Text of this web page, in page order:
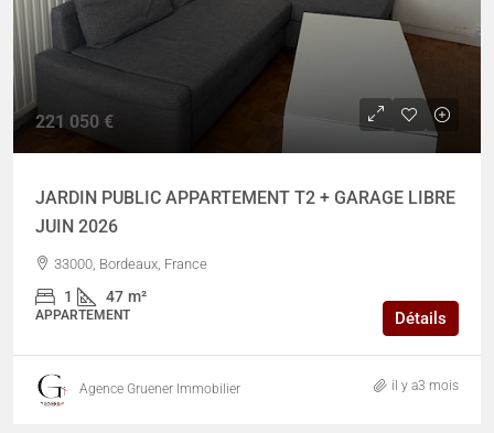
221 050 €
JARDIN PUBLIC APPARTEMENT T2 + GARAGE LIBRE
JUIN 2026
33000, Bordeaux, France
1 47 m²
APPARTEMENT Détails
Agence Gruener Immobilier il y a3 mois